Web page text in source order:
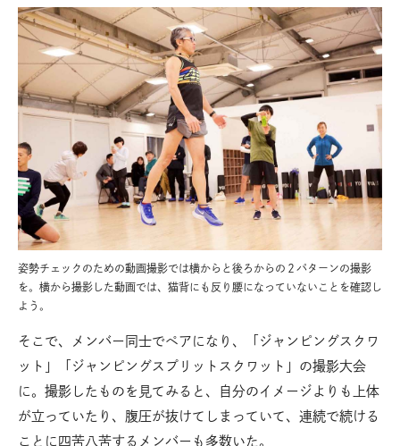
姿勢チェックのための動画撮影では横からと後ろからの２パターンの撮影
を。横から撮影した動画では、猫背にも反り腰になっていないことを確認し
よう。
そこで、メンバー同士でペアになり、「ジャンピングスクワ
ット」「ジャンピングスプリットスクワット」の撮影大会
に。撮影したものを見てみると、自分のイメージよりも上体
が立っていたり、腹圧が抜けてしまっていて、連続で続ける
ことに四苦八苦するメンバーも多数いた。